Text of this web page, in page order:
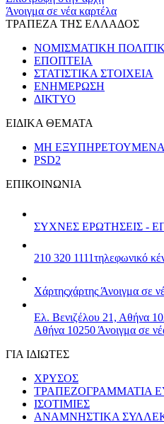
Άνοιγμα σε νέα καρτέλα
ΤΡΑΠΕΖΑ ΤΗΣ ΕΛΛΑΔΟΣ
ΝΟΜΙΣΜΑΤΙΚΗ
ΕΠΟΠΤΕΙΑ
ΣΤΑΤΙΣΤΙΚΑ ΣΤΟΙΧΕΙΑ
ΕΝΗΜΕΡΩΣΗ
ΔΙΚΤΥΟ
ΕΙΔΙΚΑ ΘΕΜΑΤΑ
ΜΗ ΕΞΥΠΗΡΕΤΟΥΜΕΝΑ
PSD2
ΕΠΙΚΟΙΝΩΝΙΑ
ΣΥΧΝΕΣ ΕΡΩΤΗΣΕΙΣ -
210 320 1111τηλεφωνικό
Χάρτηςχάρτης Άνοιγμα σε
Ελ. Βενιζέλου 21, Αθήνα
Αθήνα 10250 Άνοιγμα σε
ΓΙΑ ΙΔΙΩΤΕΣ
ΧΡΥΣΟΣ
ΤΡΑΠΕΖΟΓΡΑΜΜΑΤΙΑ
ΙΣΟΤΙΜΙΕΣ
ΑΝΑΜΝΗΣΤΙΚΑ